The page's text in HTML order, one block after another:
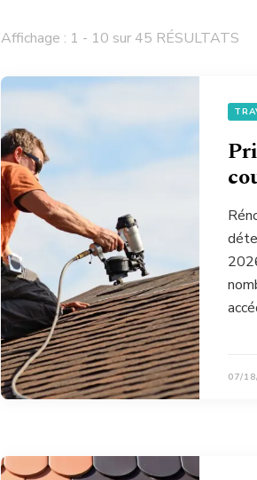
Affichage : 1 - 10 sur 45 RÉSULTATS
07/